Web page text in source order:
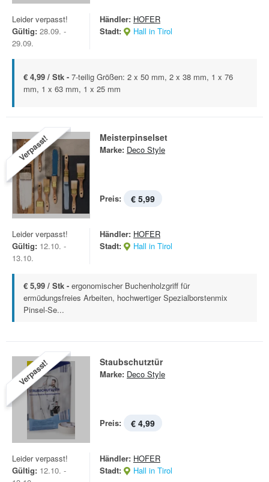
Leider verpasst!
Gültig: 28.09. -
29.09.
Händler: HOFER
Stadt:
Hall in Tirol
€ 4,99 / Stk - 7-teilig Größen: 2 x 50 mm, 2 x 38 mm, 1 x 76
mm, 1 x 63 mm, 1 x 25 mm
Verpasst! Meisterpinselset
Marke: Deco Style
Preis: € 5,99
Leider verpasst!
Gültig: 12.10. -
13.10.
Händler: HOFER
Stadt:
Hall in Tirol
€ 5,99 / Stk - ergonomischer Buchenholzgriff für
ermüdungsfreies Arbeiten, hochwertiger Spezialborstenmix
Pinsel-Se...
Verpasst! Staubschutztür
Marke: Deco Style
Preis: € 4,99
Leider verpasst!
Gültig: 12.10. -
Händler: HOFER
Stadt:
Hall in Tirol